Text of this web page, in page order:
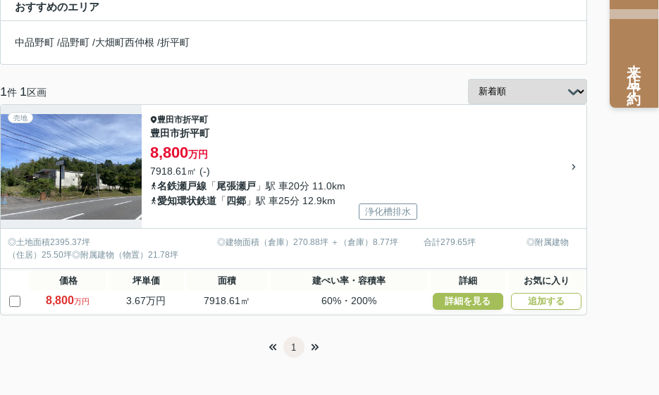
おすすめのエリア
中品野町 /品野町 /大畑町西仲根 /折平町
1件 1区画
売地 豊田市折平町
豊田市折平町
8,800万円
7918.61㎡ (-)
名鉄瀬戸線 「尾張瀬戸 」駅 車20分 11.0km
愛知環状鉄道 「 四郷 」駅 車25分 12.9km
浄化槽排水
◎土地面積2395.37坪 ◎建物面積（倉庫）270.88坪 ＋（倉庫）8.77坪 合計279.65坪 ◎附属建物
（住居）25.50坪◎附属建物（物置）21.78坪
価格 坪単価 面積 建ぺい率・容積率 詳細 お気に入り
8,800万円 3.67万円 7918.61㎡ 60%・200% 詳細を見る 追加する
1
来店予約